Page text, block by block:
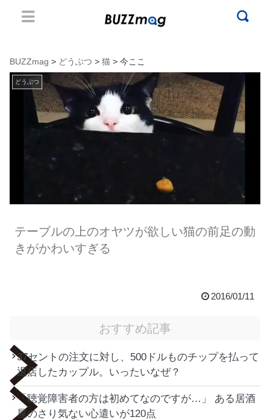
BUZZmag > どうぶつ > 猫 > 今ここ
どうぶつ
テーブルの上のオヤツが欲しい猫の前足の動
きがかわいすぎる
2016/01/11
おすすめ記事
37セントの注文に対し、500ドルものチップを払って
退店したカップル。いったいなぜ？
「聴覚障害者の方は初めてなのですが…」 ある居酒
屋のさり気ない心遣いが120点